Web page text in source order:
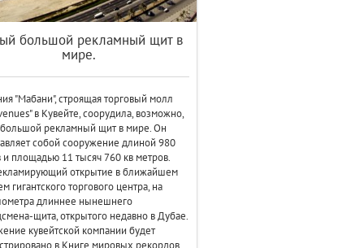
большой рекламный щит в
мире.
"Мабани", строящая торговый молл
в Кувейте, соорудила, возможно,
рекламный щит в мире. Он
собой сооружение длиной 980
и площадью 11 тысяч 760 кв метров.
открытие в ближайшем
гигантского торгового центра, на
длиннее нынешнего
щита, открытого недавно в Дубае.
кувейтской компании будет